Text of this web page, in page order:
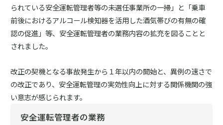
られている安全運転管理者等の未選任事業所の一掃」と「乗車
前後におけるアルコール検知器を活用した酒気帯びの有無の確
認の促進」等、安全運転管理者の業務内容の拡充を図ることと
されました。
改正の契機となる事故発生から１年以内の開始と、異例の速さで
の改正であり、安全運転管理の実効性向上に対する関係機関の強
い意志が感じられます。
安全運転管理者の業務